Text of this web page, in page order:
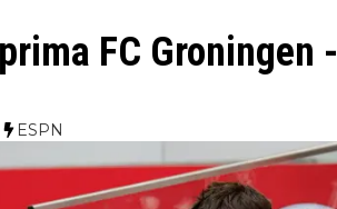
FC Groningen -
ESPN